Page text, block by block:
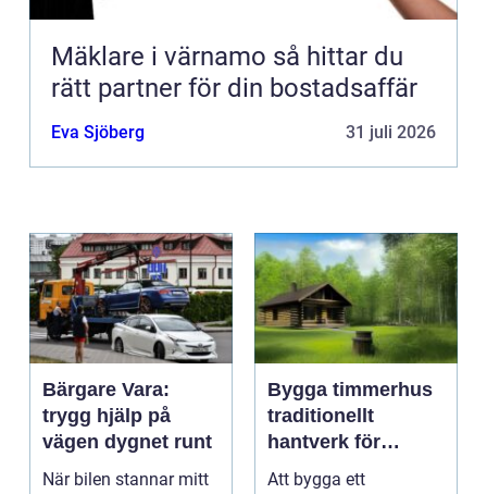
Mäklare i värnamo så hittar du
rätt partner för din bostadsaffär
Eva Sjöberg 31 juli 2026
Bärgare Vara:
trygg hjälp på
vägen dygnet runt
När bilen stannar mitt
Bygga timmerhus
traditionellt
hantverk för
moderna behov
Att bygga ett